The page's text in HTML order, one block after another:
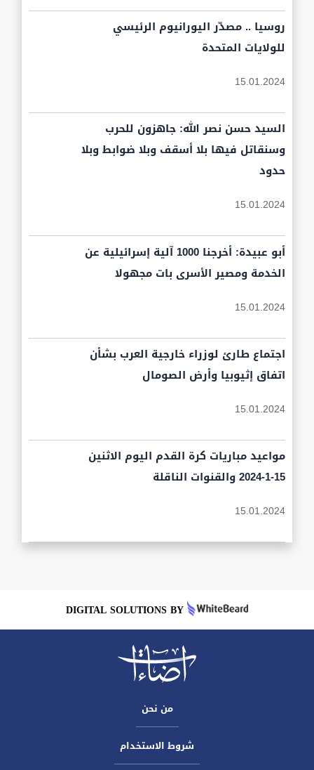
روسيا .. مصدّر اليورانيوم الرئيسي
للولايات المتحدة
15.01.2024
السيد حسن نصر الله: جاهزون للحرب
وسنقاتل فيها بلا أسقف وبلا ضوابط وبلا
حدود
15.01.2024
أبو عبيدة: أخرجنا 1000 آلية إسرائيلية عن
الخدمة ومصير الأسرى بات مجهولا
15.01.2024
اجتماع طارئ لوزراء خارجية العرب بشأن
اتفاق إثيوبيا وأرض الصومال
15.01.2024
مواعيد مباريات كرة القدم اليوم الاثنين
15-1-2024 والقنوات الناقلة
15.01.2024
DIGITAL SOLUTIONS BY
من نحن
شروط الاستخدام